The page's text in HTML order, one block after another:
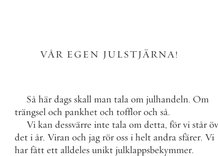
VÅR EGEN JULSTJÄRNA!
Så här dags skall man tala om julhandeln. Om
trängsel och pankhet och tofflor och så.
Vi kan dessvärre inte tala om detta, för vi står
det i år. Viran och jag rör oss i helt andra sfärer. Vi
har fått ett alldeles unikt julklappsbekymmer.